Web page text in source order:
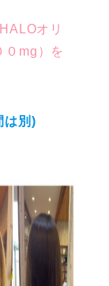
オリ
０mg）を
は別)